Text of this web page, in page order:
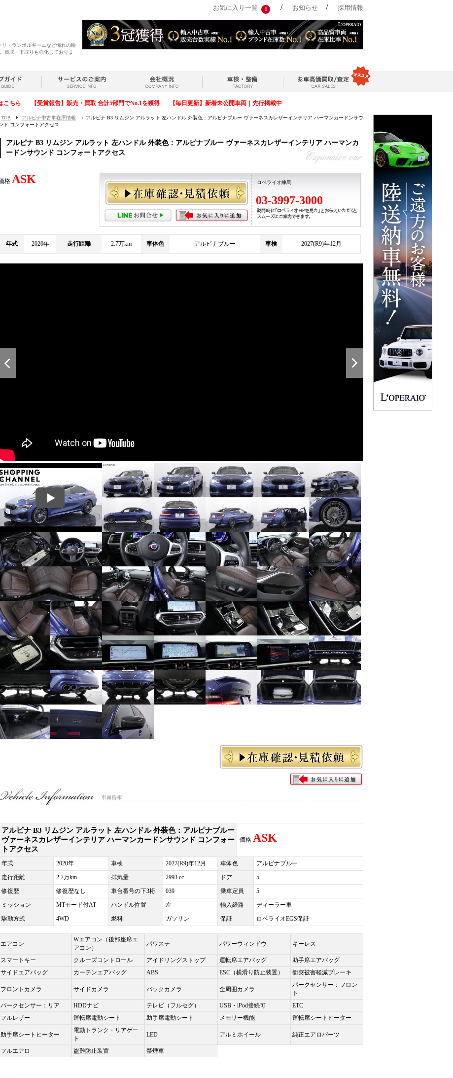
お気に入り一覧 0 / お知らせ / 採用情報
・ランボルギーニなど憧れの輸
買取・下取りも強化しておりま
こちら 【受賞報告】販売・買取 合計5部門でNo.1を獲得 【毎日更新】新着未公開車両｜先行掲載中
TOP アルピナ中古車在庫情報
アルピナ B3 リムジン アルラット 左ハンドル 外装色：アルピナブルー ヴァーネスカレザーインテリア ハーマンカードンサウ
ド コンフォートアクセス
アルピナ B3 リムジン アルラット 左ハンドル 外装色：アルピナブルー ヴァーネスカレザーインテリア ハーマンカ
ードンサウンド コンフォートアクセス
格 ASK ロペライオ練馬
03-3997-3000
年式 2020年 走行距離 2.7万km 車体色 アルピナブルー 車検 2027(R9)年12月
アルピナ B3 リムジン アルラット 左ハンドル 外装色：アルピナブルー
ヴァーネスカレザーインテリア ハーマンカードンサウンド コンフォー
トアクセス
価格 ASK
年式 2020年 車検 2027(R9)年12月 車体色
アルピナブルー
走行距離
2.7万km 排気量 2993 cc ドア
5
修復歴
修復歴なし 車台番号の下3桁 039 乗車定員
5
ミッション
MTモード付AT ハンドル位置 左 輸入経路
ディーラー車
駆動方式
4WD 燃料 ガソリン 保証 ロペライオEGS保証
エアコン
Wエアコン（後部座席エ
アコン）
パワステ パワーウィンドウ キーレス
スマートキー クルーズコントロール アイドリングストップ 運転席エアバッグ
助手席エアバッグ
サイドエアバッグ
カーテンエアバッグ ABS ESC（横滑り防止装置） 衝突被害軽減ブレーキ
フロントカメラ サイドカメラ バックカメラ 全周囲カメラ
パークセンサー：フロン
ト
パークセンサー：リア
HDDナビ テレビ（フルセグ） USB・iPod接続可
ETC
フルレザー
運転席電動シート 助手席電動シート メモリー機能 運転席シートヒーター
助手席シートヒーター
電動トランク・リアゲー
ト
LED アルミホイール 純正エアロパーツ
フルエアロ 盗難防止装置 禁煙車